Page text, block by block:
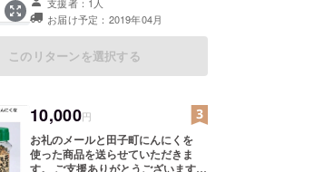
お届け予定：2019年04月
このリターンを選択する
10,000円
お礼のメールと田子町にんにくを
使った商品を送らせていただきま
す。 ご支援ありがとうございます！